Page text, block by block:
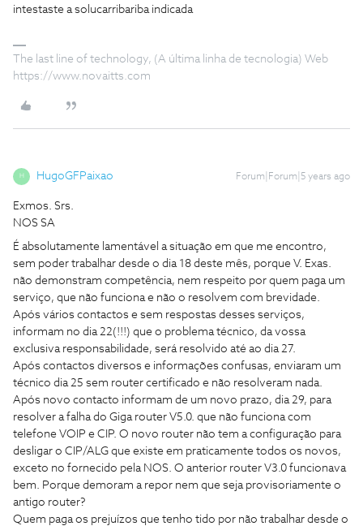
intestaste a solucarribariba indicada
The last line of technology, (A última linha de tecnologia) Web
https://www.novaitts.com
H HugoGFPaixao Forum|Forum|5 years ago
Exmos. Srs.
NOS SA
É absolutamente lamentável a situação em que me encontro,
sem poder trabalhar desde o dia 18 deste mês, porque V. Exas.
não demonstram competência, nem respeito por quem paga um
serviço, que não funciona e não o resolvem com brevidade.
Após vários contactos e sem respostas desses serviços,
informam no dia 22(!!!) que o problema técnico, da vossa
exclusiva responsabilidade, será resolvido até ao dia 27.
Após contactos diversos e informações confusas, enviaram um
técnico dia 25 sem router certificado e não resolveram nada.
Após novo contacto informam de um novo prazo, dia 29, para
resolver a falha do Giga router V5.0. que não funciona com
telefone VOIP e CIP. O novo router não tem a configuração para
desligar o CIP/ALG que existe em praticamente todos os novos,
exceto no fornecido pela NOS. O anterior router V3.0 funcionava
bem. Porque demoram a repor nem que seja provisoriamente o
antigo router?
Quem paga os prejuízos que tenho tido por não trabalhar desde o